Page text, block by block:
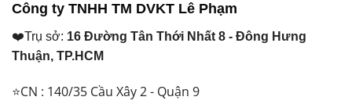
Công ty TNHH TM DVKT Lê Phạm
❤️Trụ sở: 16 Đường Tân Thới Nhất 8 - Đông Hưng
Thuận, TP.HCM
⭐CN : 140/35 Cầu Xây 2 - Quận 9